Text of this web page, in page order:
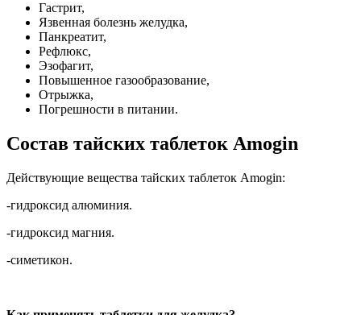
Гастрит,
Язвенная болезнь желудка,
Панкреатит,
Рефлюкс,
Эзофагит,
Повышенное газообразование,
Отрыжка,
Погрешности в питании.
Состав тайских таблеток Amogin
Действующие вещества тайских таблеток Amogin:
-гидроксид алюминия.
-гидроксид магния.
-симетикон.